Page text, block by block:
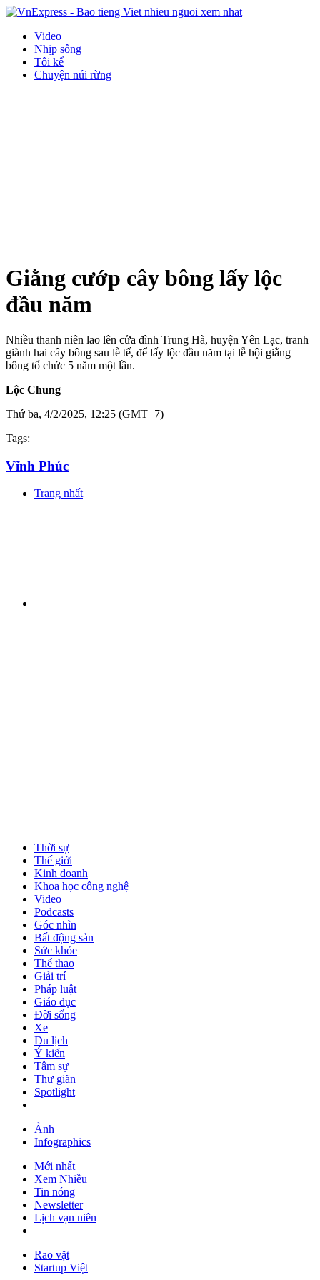
Video
Nhịp sống
Tôi kể
Chuyện núi rừng
Giằng cướp cây bông lấy lộc
đầu năm
Nhiều thanh niên lao lên cửa đình Trung Hà, huyện Yên Lạc, tranh
giành hai cây bông sau lễ tế, để lấy lộc đầu năm tại lễ hội giằng
bông tổ chức 5 năm một lần.
Lộc Chung
Thứ ba, 4/2/2025, 12:25 (GMT+7)
Tags:
Vĩnh Phúc
Trang nhất
Thời sự
Thế giới
Kinh doanh
Khoa học công nghệ
Video
Podcasts
Góc nhìn
Bất động sản
Sức khỏe
Thể thao
Giải trí
Pháp luật
Giáo dục
Đời sống
Xe
Du lịch
Ý kiến
Tâm sự
Thư giãn
Spotlight
Ảnh
Infographics
Mới nhất
Xem Nhiều
Tin nóng
Newsletter
Lịch vạn niên
Rao vặt
Startup Việt